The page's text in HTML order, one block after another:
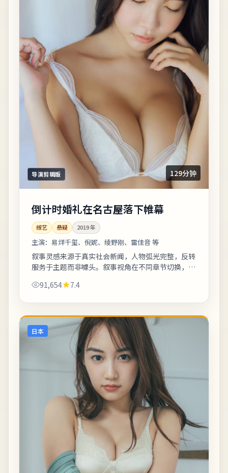
导演剪辑版 129分钟
倒计时婚礼在名古屋落下帷幕
综艺 悬疑 2019年
主演： 易烊千玺、倪妮、绫野刚、雷佳音 等
叙事灵感来源于真实社会新闻，人物弧光完整，反转
服务于主题而非噱头。叙事视角在不同章节切换，观
烁较快，光敏人群请酌情观看。《倒计时婚...
91,654 7.4
日本